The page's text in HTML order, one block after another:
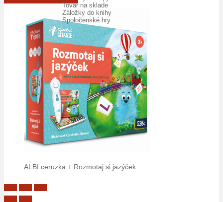
Tovar na sklade
Záložky do knihy
Spoločenské hry
ALBI ceruzka + Rozmotaj si jazýček